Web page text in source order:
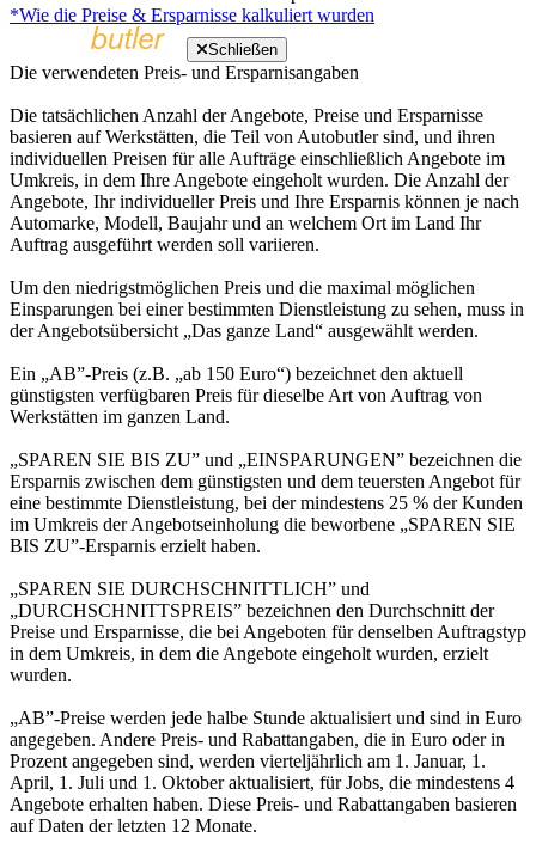
*Wie die Preise & Ersparnisse kalkuliert wurden
Schließen
Die verwendeten Preis- und Ersparnisangaben
Die tatsächlichen Anzahl der Angebote, Preise und Ersparnisse
basieren auf Werkstätten, die Teil von Autobutler sind, und ihren
individuellen Preisen für alle Aufträge einschließlich Angebote im
Umkreis, in dem Ihre Angebote eingeholt wurden. Die Anzahl der
Angebote, Ihr individueller Preis und Ihre Ersparnis können je nach
Automarke, Modell, Baujahr und an welchem Ort im Land Ihr
Auftrag ausgeführt werden soll variieren.
Um den niedrigstmöglichen Preis und die maximal möglichen
Einsparungen bei einer bestimmten Dienstleistung zu sehen, muss in
der Angebotsübersicht „Das ganze Land“ ausgewählt werden.
Ein „AB”-Preis (z.B. „ab 150 Euro“) bezeichnet den aktuell
günstigsten verfügbaren Preis für dieselbe Art von Auftrag von
Werkstätten im ganzen Land.
„SPAREN SIE BIS ZU” und „EINSPARUNGEN” bezeichnen die
Ersparnis zwischen dem günstigsten und dem teuersten Angebot für
eine bestimmte Dienstleistung, bei der mindestens 25 % der Kunden
im Umkreis der Angebotseinholung die beworbene „SPAREN SIE
BIS ZU”-Ersparnis erzielt haben.
„SPAREN SIE DURCHSCHNITTLICH” und
„DURCHSCHNITTSPREIS” bezeichnen den Durchschnitt der
Preise und Ersparnisse, die bei Angeboten für denselben Auftragstyp
in dem Umkreis, in dem die Angebote eingeholt wurden, erzielt
wurden.
„AB”-Preise werden jede halbe Stunde aktualisiert und sind in Euro
angegeben. Andere Preis- und Rabattangaben, die in Euro oder in
Prozent angegeben sind, werden vierteljährlich am 1. Januar, 1.
April, 1. Juli und 1. Oktober aktualisiert, für Jobs, die mindestens 4
Angebote erhalten haben. Diese Preis- und Rabattangaben basieren
auf Daten der letzten 12 Monate.